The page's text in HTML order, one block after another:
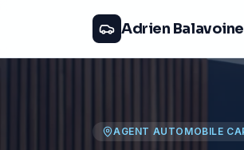
Adrien Balavoine
AGENT AUTOMOBILE